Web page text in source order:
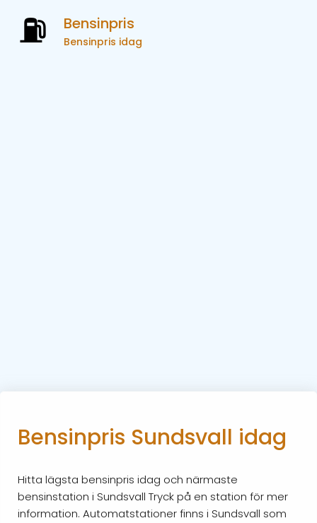
Bensinpris
Bensinpris idag
Bensinpris Sundsvall idag
Hitta lägsta bensinpris idag och närmaste
bensinstation i Sundsvall Tryck på en station för mer
information. Automatstationer finns i Sundsvall som